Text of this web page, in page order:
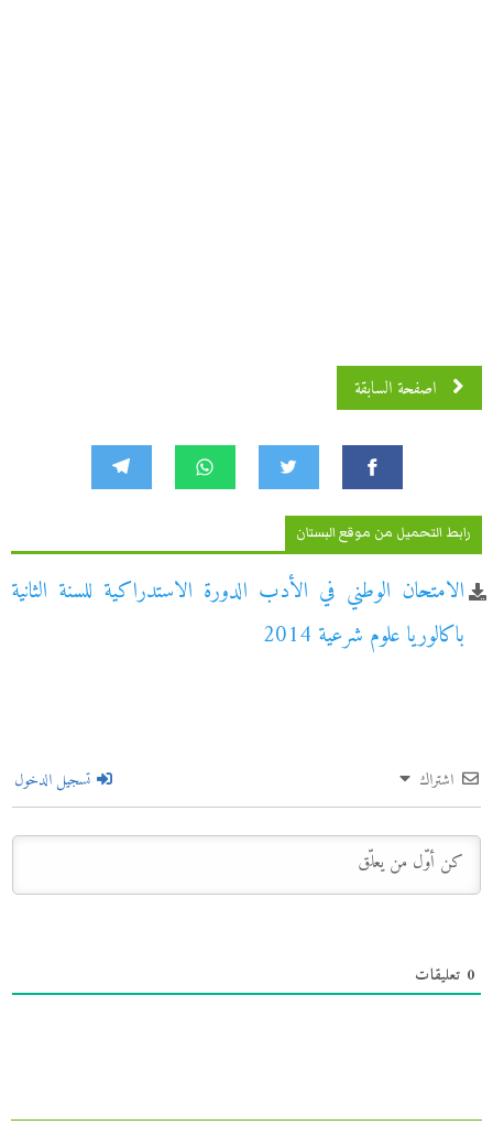
اصفحة السابقة
رابط التحميل من موقع البستان
الامتحان الوطني في الأدب الدورة الاستدراكية للسنة الثانية
باكالوريا علوم شرعية 2014
اشتراك تسجيل الدخول
0 تعليقات